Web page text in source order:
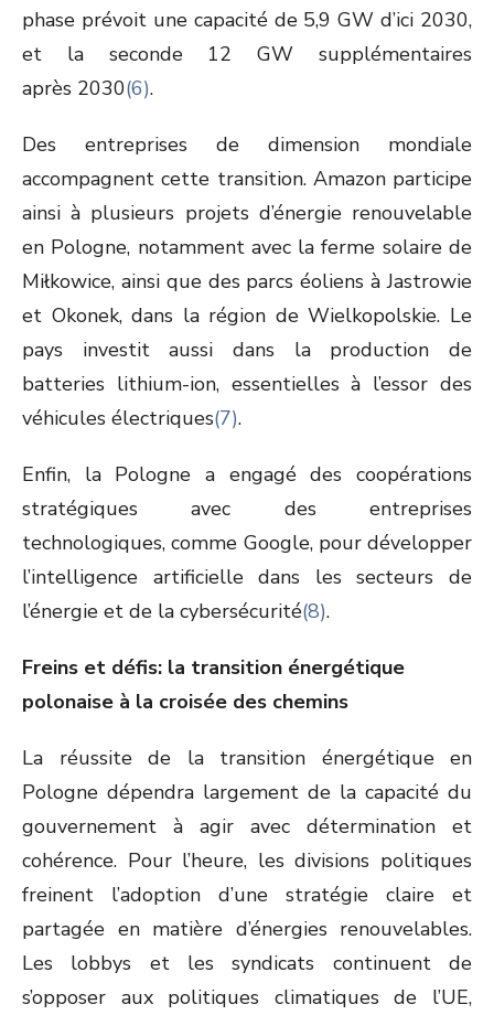
phase prévoit une capacité de 5,9 GW d’ici 2030,
et la seconde 12 GW supplémentaires
après 2030(6).
Des entreprises de dimension mondiale
accompagnent cette transition. Amazon participe
ainsi à plusieurs projets d’énergie renouvelable
en Pologne, notamment avec la ferme solaire de
Miłkowice, ainsi que des parcs éoliens à Jastrowie
et Okonek, dans la région de Wielkopolskie. Le
pays investit aussi dans la production de
batteries lithium-ion, essentielles à l’essor des
véhicules électriques(7).
Enfin, la Pologne a engagé des coopérations
stratégiques avec des entreprises
technologiques, comme Google, pour développer
l’intelligence artificielle dans les secteurs de
l’énergie et de la cybersécurité(8).
Freins et défis: la transition énergétique
polonaise à la croisée des chemins
La réussite de la transition énergétique en
Pologne dépendra largement de la capacité du
gouvernement à agir avec détermination et
cohérence. Pour l’heure, les divisions politiques
freinent l’adoption d’une stratégie claire et
partagée en matière d’énergies renouvelables.
Les lobbys et les syndicats continuent de
s’opposer aux politiques climatiques de l’UE,